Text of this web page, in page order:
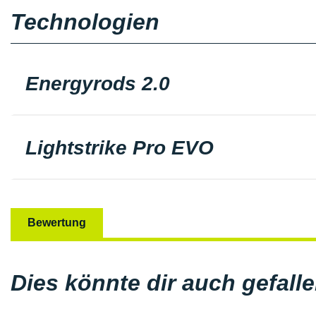
Technologien
Energyrods 2.0
Lightstrike Pro EVO
Bewertung
Dies könnte dir auch